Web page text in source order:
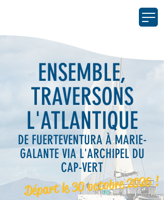
ENSEMBLE,
TRAVERSONS
L'ATLANTIQUE
DE FUERTEVENTURA À MARIE-
GALANTE VIA L'ARCHIPEL DU
CAP-VERT
Départ le 30 octobre 2026 !